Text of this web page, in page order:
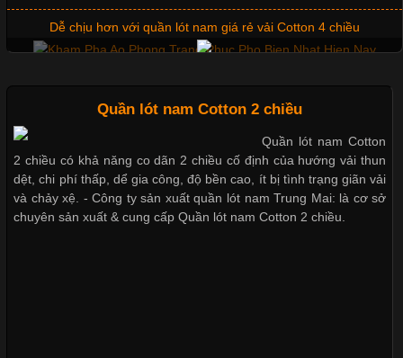
doanh nghiệp. Một trong những giải pháp hiệu quả được nhiều
đơn vị lựa chọn hiện nay là sử dụng áo thun đồng phục công ty.
Không chỉ giúp tạo sự đồng bộ, áo thun
Chất Liệu Lycra Có Gì Đặc Biệt Trong Ngành Thời Trang?
Cập nhật 2026-05-27 17:03:46
Vải Lycra Là Gì? Chất Liệu Co Giãn Được Ưa Chuộng Trong
Dễ chịu hơn với quần lót nam giá rẻ vải Cotton 4 chiều
Thị hiều quần lót nam bơi lội nam và nữ 2017
Quần lót nam Cotton 2 chiều
Quần lót nam Cotton
2 chiều có khả năng co dãn 2 chiều cố định của hướng vải thun
dệt, chi phí thấp, dể gia công, độ bền cao, ít bị tình trạng giãn vải
và chảy xệ. - Công ty sản xuất quần lót nam Trung Mai: là cơ sở
chuyên sản xuất & cung cấp Quần lót nam Cotton 2 chiều.